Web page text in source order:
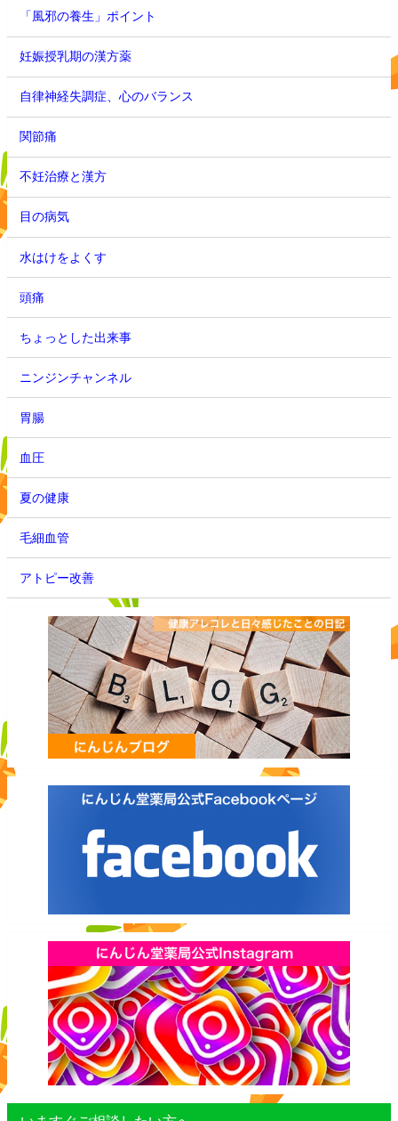
「風邪の養生」ポイント
妊娠授乳期の漢方薬
自律神経失調症、心のバランス
関節痛
不妊治療と漢方
目の病気
水はけをよくす
頭痛
ちょっとした出来事
ニンジンチャンネル
胃腸
血圧
夏の健康
毛細血管
アトピー改善